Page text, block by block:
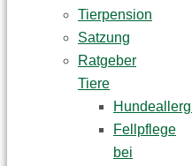
Tierpension
Satzung
Ratgeber
Tiere
Fellpflege
bei